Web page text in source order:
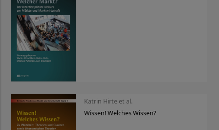
Katrin Hirte et al.
Wissen! Welches Wissen?